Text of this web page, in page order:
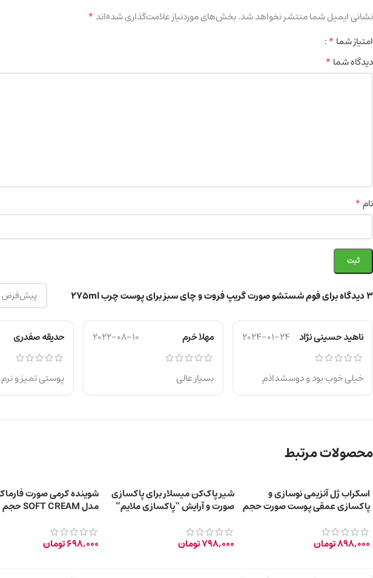
3 دیدگاه برای فوم شستشو صورت گریپ فروت و چای سبز برای پوست چرب 275ml
ناهید حسینی نژاد 2024-01-24
خیلی خوب بود و دوسشداذم
مهلا خرم 2022-08-10
بسیار عالی
حدیقه صفدری
پوستی تمیز و
نشانی ایمیل شما منتشر نخواهد شد.بخش‌های موردنیاز علامت‌گذاری شده‌اند*
امتیاز شما*
دیدگاه شما*
نام*
محصولات مرتبط
اسکراب ژل آنزیمی نوسازی و
پاکسازی عمقی پوست صورت حجم
898,000تومان
شیر پاک‌کن میسلار برای پاکسازی
صورت و آرایش “پاکسازی ملایم”
798,000تومان
شوینده کرمی صورت
698,000تومان